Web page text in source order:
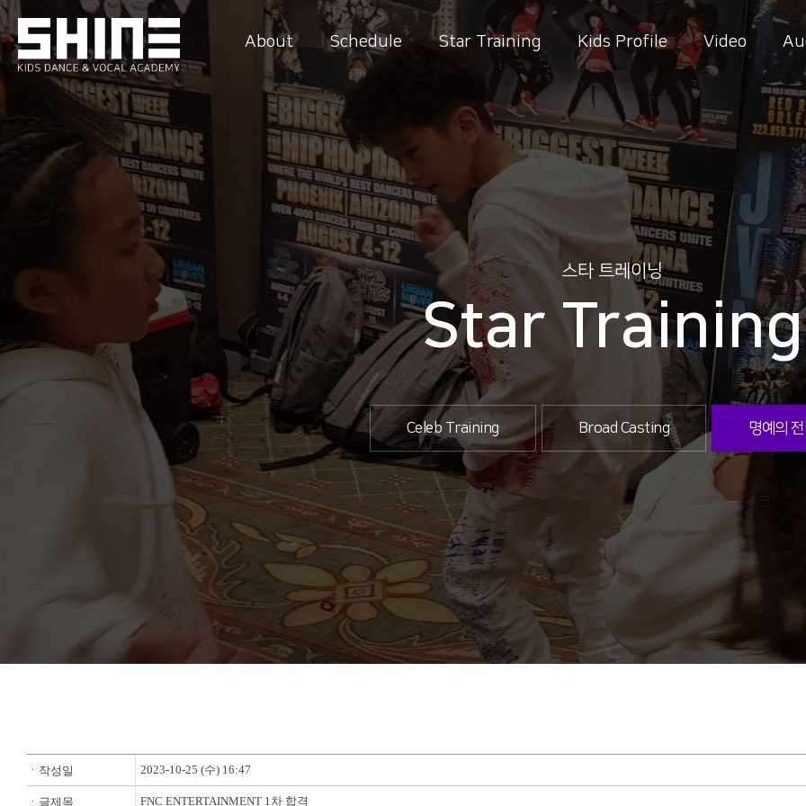
About Schedule Star Training Kids Profile Video
스타 트레이닝
Star Training
Celeb Training Broad Casting 명예의
ㆍ작성일 2023-10-25 (수) 16:47
ㆍ글제목 FNC ENTERTAINMENT 1차 합격